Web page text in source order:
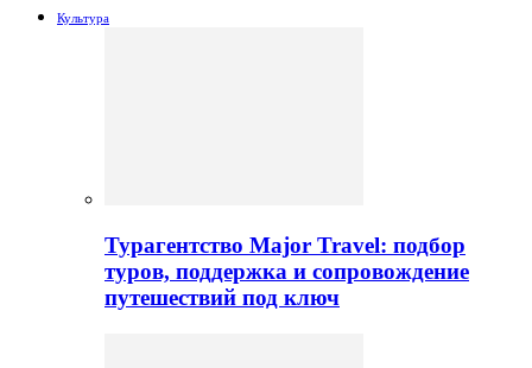
Культура
Турагентство Major Travel: подбор
туров, поддержка и сопровождение
путешествий под ключ